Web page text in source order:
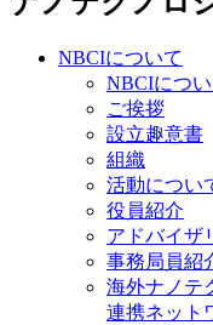
NBCIについて
NBCIについ
ご挨拶
設立趣意書
組織
活動につい
役員紹介
アドバイザ
事務局員紹
海外ナノテ
連携ネット